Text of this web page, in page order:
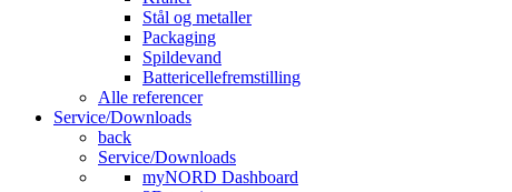
Stål og metaller
Packaging
Spildevand
Battericellefremstilling
Alle referencer
Service/Downloads
back
Service/Downloads
myNORD Dashboard